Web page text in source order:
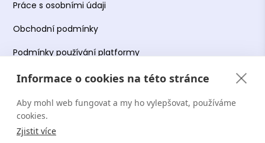
Informace o cookies na této stránce
Aby mohl web fungovat a my ho vylepšovat, používáme
cookies.
Zjistit více
Práce s osobními údaji
Obchodní podmínky
Podmínky používání platformy
Copyright Terapie CZ s.r.o. 2026. Všechna práva
vyhrazena. Web provozuje Terapie CZ s.r.o. IČO: